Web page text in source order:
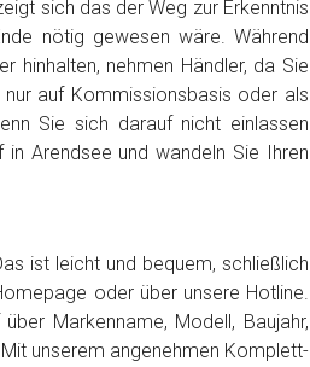
sich das der Weg zur Erkenntnis
nötig gewesen wäre. Während
hinhalten, nehmen Händler, da Sie
auf Kommissionsbasis oder als
Sie sich darauf nicht einlassen
Arendsee und wandeln Sie Ihren
ist leicht und bequem, schließlich
oder über unsere Hotline.
Markenname, Modell, Baujahr,
unserem angenehmen Komplett-